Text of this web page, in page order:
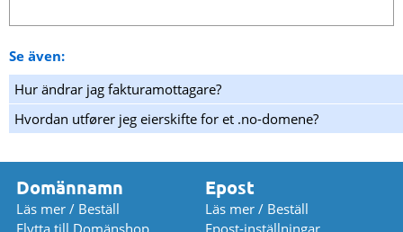
Se även:
Hur ändrar jag fakturamottagare?
Hvordan utfører jeg eierskifte for et .no-domene?
Domännamn
Läs mer / Beställ
Flytta till Domänshop
Epost
Läs mer / Beställ
Epost-inställningar